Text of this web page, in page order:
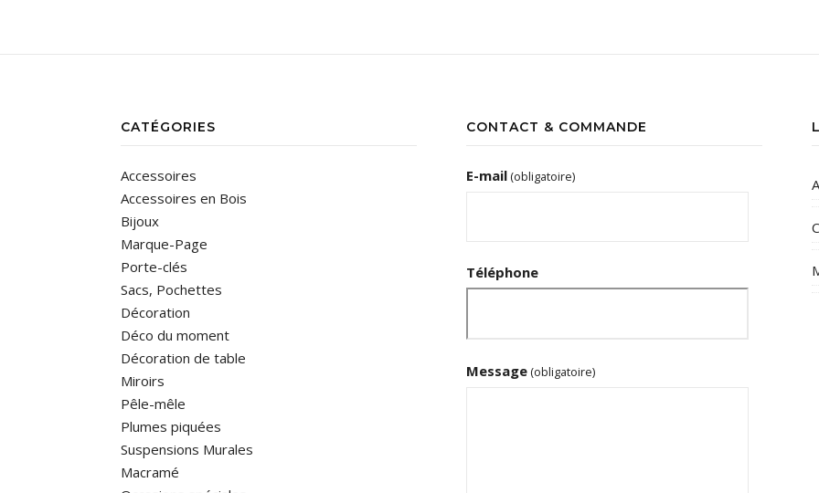
CATÉGORIES
Accessoires
Accessoires en Bois
Bijoux
Marque-Page
Porte-clés
Sacs, Pochettes
Décoration
Déco du moment
Décoration de table
Miroirs
Pêle-mêle
Plumes piquées
Suspensions Murales
Macramé
CONTACT & COMMANDE
E-mail (obligatoire)
Téléphone
Message (obligatoire)